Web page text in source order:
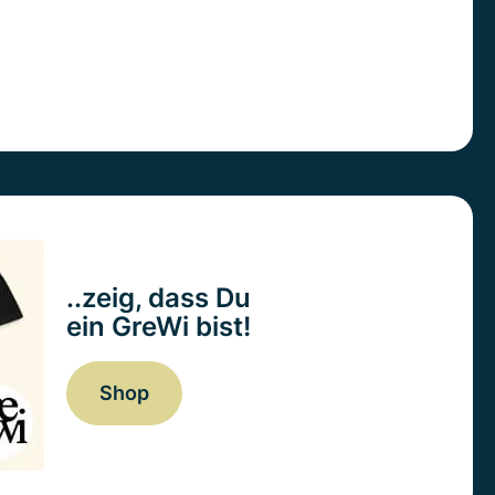
..zeig, dass Du
ein GreWi bist!
Shop